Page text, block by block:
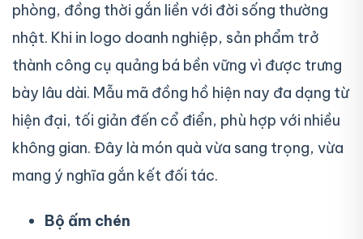
phòng, đồng thời gắn liền với đời sống thường
nhật. Khi in logo doanh nghiệp, sản phẩm trở
thành công cụ quảng bá bền vững vì được trưng
bày lâu dài. Mẫu mã đồng hồ hiện nay đa dạng từ
hiện đại, tối giản đến cổ điển, phù hợp với nhiều
không gian. Đây là món quà vừa sang trọng, vừa
mang ý nghĩa gắn kết đối tác.
Bộ ấm chén